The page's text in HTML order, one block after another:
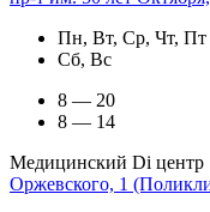
Пн, Вт, Ср, Чт, Пт
Сб, Вс
8 — 20
8 — 14
Медицинский Di центр
Оржевского, 1